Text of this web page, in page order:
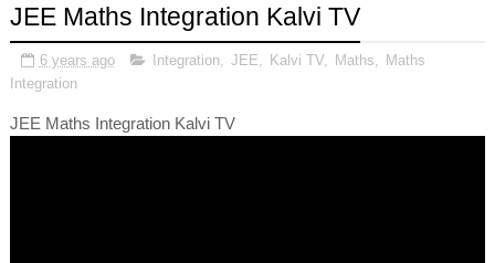
JEE Maths Integration Kalvi TV
6 years ago Integration, JEE Kalvi TV, Maths
Maths
Integration
JEE Maths Integration Kalvi TV